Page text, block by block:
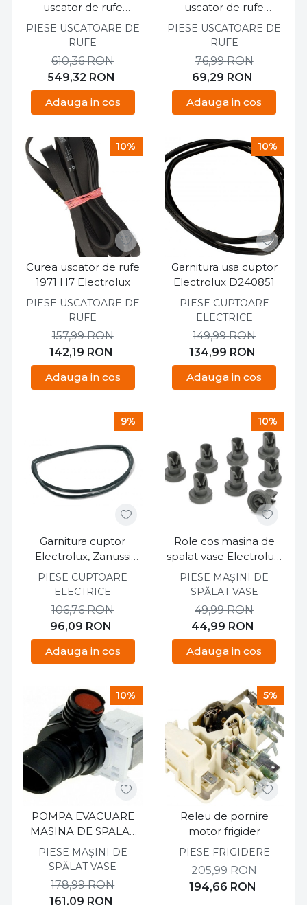
uscator de rufe
Electrolux
EDP2074GW3
PIESE USCATOARE DE
RUFE
549,32 RON
610,36RON
Adauga in cos
uscator de rufe
Zanussi
PIESE USCATOARE DE
RUFE
69,29 RON
76,99RON
Adauga in cos
10%
Curea uscator de rufe
1971 H7 Electrolux
PIESE USCATOARE DE
RUFE
142,19 RON
157,99RON
Adauga in cos
10%
Garnitura usa cuptor
Electrolux D240851
PIESE CUPTOARE
ELECTRICE
134,99 RON
149,99RON
Adauga in cos
9%
Garnitura cuptor
Electrolux, Zanussi
35.5cmx43cm
PIESE CUPTOARE
ELECTRICE
96,09 RON
106,76RON
Adauga in cos
10%
Role cos masina de
spalat vase Electrolux,
Aeg 8 bucati
PIESE MAȘINI DE
SPĂLAT VASE
44,99 RON
49,99RON
Adauga in cos
10%
POMPA EVACUARE
MASINA DE SPALAT
VASE ELECTROLUX
140000443022
PIESE MAȘINI DE
SPĂLAT VASE
161,09 RON
178,99RON
5%
Releu de pornire
motor frigider
PIESE FRIGIDERE
194,66 RON
205,99RON